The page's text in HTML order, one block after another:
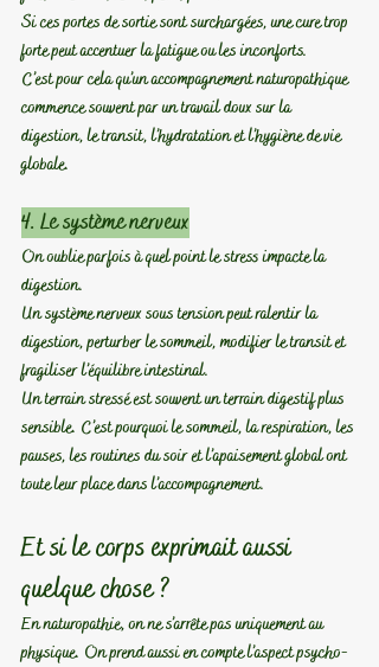
Si ces portes de sortie sont surchargées, une cure trop
forte peut accentuer la fatigue ou les inconforts.
C’est pour cela qu’un accompagnement naturopathique
commence souvent par un travail doux sur la
digestion, le transit, l’hydratation et l’hygiène de vie
globale.
4. Le système nerveux
On oublie parfois à quel point le stress impacte la
digestion.
Un système nerveux sous tension peut ralentir la
digestion, perturber le sommeil, modifier le transit et
fragiliser l’équilibre intestinal.
Un terrain stressé est souvent un terrain digestif plus
sensible. C’est pourquoi le sommeil, la respiration, les
pauses, les routines du soir et l’apaisement global ont
toute leur place dans l’accompagnement.
Et si le corps exprimait aussi
quelque chose ?
En naturopathie, on ne s’arrête pas uniquement au
physique. On prend aussi en compte l’aspect psycho-